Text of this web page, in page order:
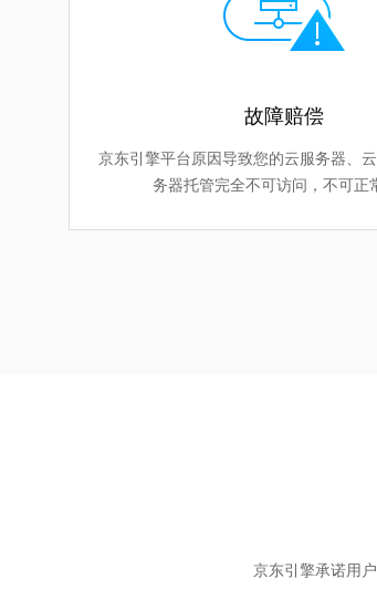
故障赔偿
京东引擎平台原因导致您的云服务器、
务器托管完全不可访问，不可正
京东引擎承诺用